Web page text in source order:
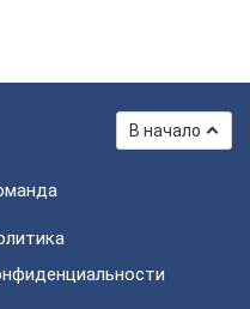
В начало